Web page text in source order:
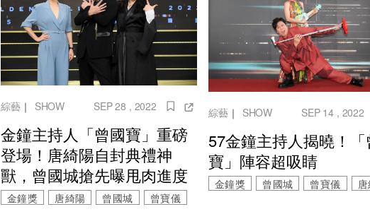
綜藝 ｜ SHOW SEP 28 , 2022
金鐘主持人「曾國寶」重磅
登場！唐綺陽自封典禮神
獸，曾國城搶先曝甩肉進度
金鐘獎 唐綺陽 曾國城 曾寶儀
綜藝 ｜ SHOW SEP 14 , 2022
57金鐘主持人揭曉！
寶」陣容超吸睛
金鐘獎 曾國城 曾寶儀